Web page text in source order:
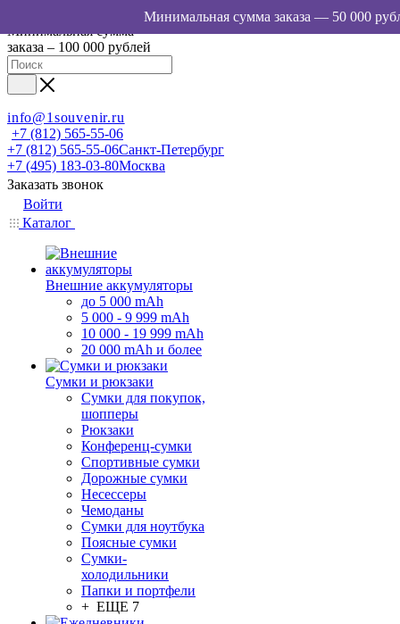
Минимальная сумма
заказа – 100 000 рублей
info@1souvenir.ru
+7 (812) 565-55-06
+7 (812) 565-55-06Санкт-Петербург
+7 (495) 183-03-80Москва
Заказать звонок
Войти
Каталог
Внешние аккумуляторы
до 5 000 mAh
5 000 - 9 999 mAh
10 000 - 19 999 mAh
20 000 mAh и более
Сумки и рюкзаки
Сумки для покупок,
шопперы
Рюкзаки
Конференц-сумки
Спортивные сумки
Дорожные сумки
Несессеры
Чемоданы
Сумки для ноутбука
Поясные сумки
Сумки-
холодильники
Папки и портфели
+ ЕЩЕ 7